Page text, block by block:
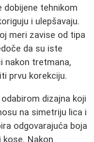
dobijene tehnikom
i ulepšavaju.
meri zavise od tipa
da su iste
nakon tretmana,
prvu korekciju.
dizajna koji
na simetriju lica i
odgovarajuća boja
kose. Nakon